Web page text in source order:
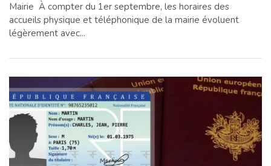
Mairie À compter du 1er septembre, les horaires des
accueils physique et téléphonique de la mairie évoluent
légèrement avec...